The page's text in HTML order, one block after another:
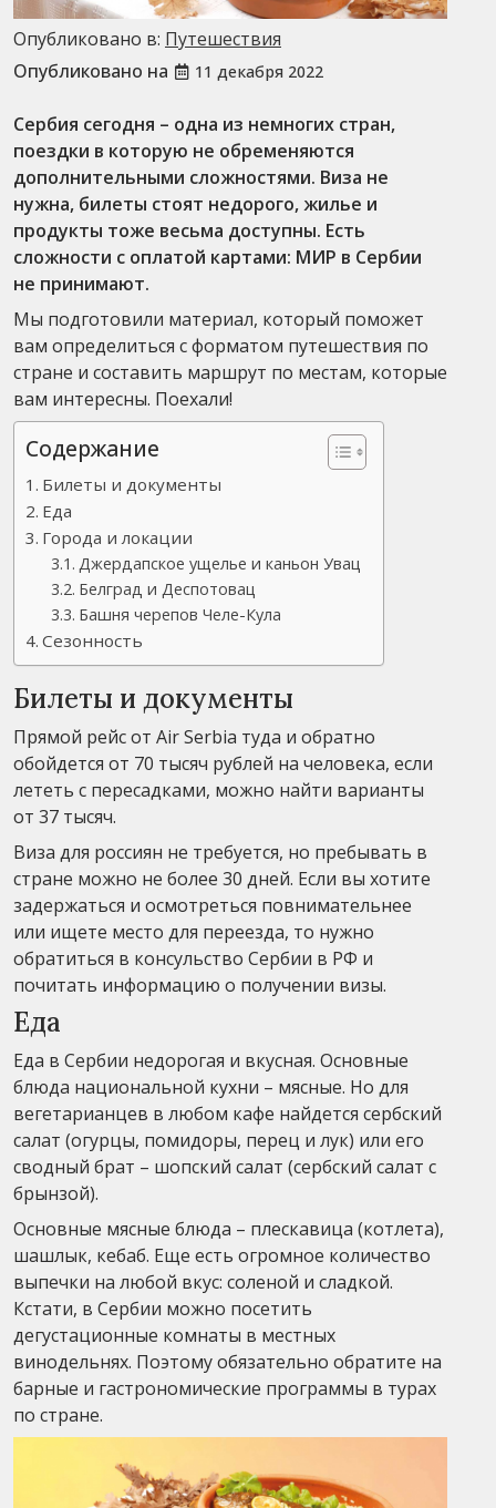
Опубликовано в: Путешествия
Опубликовано на
11 декабря 2022
Сербия сегодня – одна из немногих стран,
поездки в которую не обременяются
дополнительными сложностями. Виза не
нужна, билеты стоят недорого, жилье и
продукты тоже весьма доступны. Есть
сложности с оплатой картами: МИР в Сербии
не принимают.
Мы подготовили материал, который поможет
вам определиться с форматом путешествия по
стране и составить маршрут по местам, которые
вам интересны. Поехали!
Содержание
Билеты и документы
Еда
Города и локации
Джердапское ущелье и каньон Увац
Белград и Деспотовац
Башня черепов Челе-Кула
Сезонность
Билеты и документы
Прямой рейс от Air Serbia туда и обратно
обойдется от 70 тысяч рублей на человека, если
лететь с пересадками, можно найти варианты
от 37 тысяч.
Виза для россиян не требуется, но пребывать в
стране можно не более 30 дней. Если вы хотите
задержаться и осмотреться повнимательнее
или ищете место для переезда, то нужно
обратиться в консульство Сербии в РФ и
почитать информацию о получении визы.
Еда
Еда в Сербии недорогая и вкусная. Основные
блюда национальной кухни – мясные. Но для
вегетарианцев в любом кафе найдется сербский
салат (огурцы, помидоры, перец и лук) или его
сводный брат – шопский салат (сербский салат с
брынзой).
Основные мясные блюда – плескавица (котлета),
шашлык, кебаб. Еще есть огромное количество
выпечки на любой вкус: соленой и сладкой.
Кстати, в Сербии можно посетить
дегустационные комнаты в местных
винодельнях. Поэтому обязательно обратите на
барные и гастрономические программы в турах
по стране.